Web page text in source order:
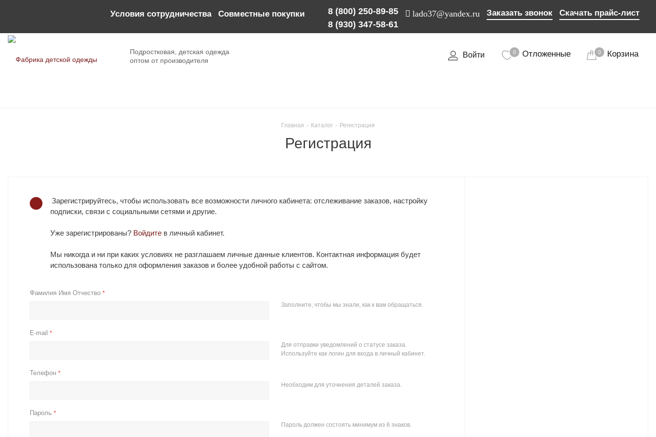
Условия сотрудничества Совместные покупки
8 (800) 250-89-85
8 (930) 347-58-61
lado37@yandex.ru Заказать звонок Скачать прайс-лист
Подростковая, детская одежда
оптом от производителя
Отложенные
0 Корзина
0
Войти
Главная - Каталог - Регистрация
Регистрация
Зарегистрируйтесь, чтобы использовать все возможности личного кабинета: отслеживание заказов, настройку
подписки, связи с социальными сетями и другие.
Уже зарегистрированы? Войдите в личный кабинет.
Мы никогда и ни при каких условиях не разглашаем личные данные клиентов. Контактная информация будет
использована только для оформления заказов и более удобной работы с сайтом.
Фамилия Имя Отчество *
Заполните, чтобы мы знали, как к вам обращаться.
E-mail *
Для отправки уведомлений о статусе заказа.
Используйте как логин для входа в личный кабинет.
Телефон *
Необходим для уточнения деталей заказа.
Пароль *
Пароль должен состоять минимум из 6 знаков.